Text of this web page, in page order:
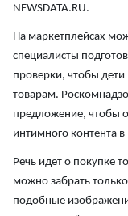
NEWSDATA.RU.
На маркетплейсах
специалисты
проверки, чтобы
товарам.
предложение, чтобы
интимного контента в
Речь идет о покупке
можно забрать
подобные